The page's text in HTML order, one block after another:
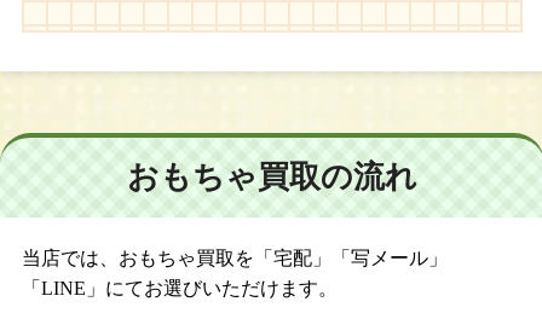
おもちゃ買取の流れ
当店では、おもちゃ買取を「宅配」「写メール」
「LINE」にてお選びいただけます。